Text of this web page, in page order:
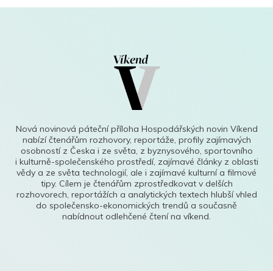
Nová novinová páteční příloha Hospodářských novin Víkend
nabízí čtenářům rozhovory, reportáže, profily zajímavých
osobností z Česka i ze světa, z byznysového, sportovního
i kulturně-společenského prostředí, zajímavé články z oblasti
vědy a ze světa technologií, ale i zajímavé kulturní a filmové
tipy. Cílem je čtenářům zprostředkovat v delších
rozhovorech, reportážích a analytických textech hlubší vhled
do společensko-ekonomických trendů a současně
nabídnout odlehčené čtení na víkend.